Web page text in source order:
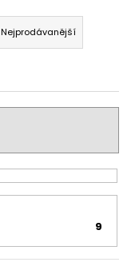
Nejprodávanější
9